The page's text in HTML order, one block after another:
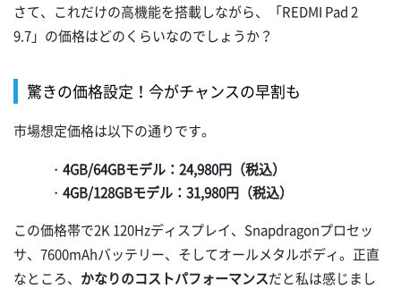
さて、これだけの高機能を搭載しながら、「REDMI Pad 2
9.7」の価格はどのくらいなのでしょうか？
驚きの価格設定！今がチャンスの早割も
市場想定価格は以下の通りです。
・ 4GB/64GBモデル：24,980円（税込）
・ 4GB/128GBモデル：31,980円（税込）
この価格帯で2K 120Hzディスプレイ、Snapdragonプロセッ
サ、7600mAhバッテリー、そしてオールメタルボディ。正直
なところ、 かなりのコストパフォーマンスだと私は感じまし